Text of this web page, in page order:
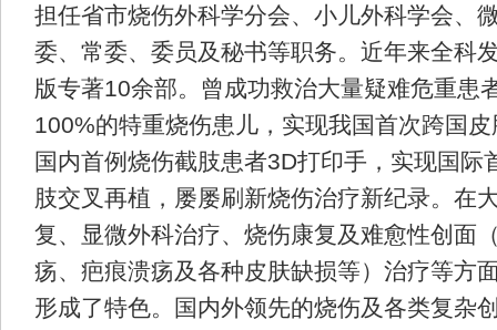
担任省市烧伤外科学分会、小儿外科学会、
委、常委、委员及秘书等职务。近年来全科
版专著10余部。曾成功救治大量疑难危重患
100%的特重烧伤患儿，实现我国首次跨国
国内首例烧伤截肢患者3D打印手，实现国际
肢交叉再植，屡屡刷新烧伤治疗新纪录。在
复、显微外科治疗、烧伤康复及难愈性创面
疡、疤痕溃疡及各种皮肤缺损等）治疗等方
形成了特色。国内外领先的烧伤及各类复杂